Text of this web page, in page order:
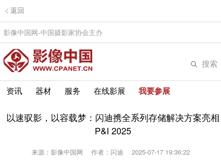
返回
影像中国网-中国摄影家协会主办
搜索
资讯 器材 服务 在线影展 我要参展
以速驭影，以容载梦：闪迪携全系列存储解决方案亮相
P&I 2025
来源：影像中国网 作者：闪迪 2025-07-17 19:36:22